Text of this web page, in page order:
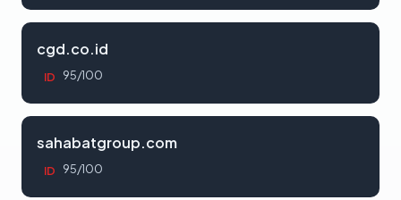
cgd.co.id
ID 95/100
sahabatgroup.com
ID 95/100